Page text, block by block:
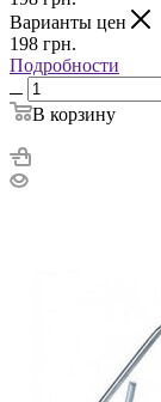
Варианты цен
198 грн.
Подробности
В корзину